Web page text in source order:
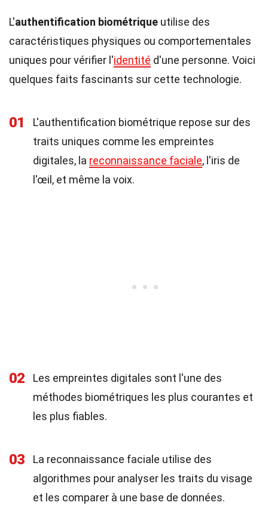
L'authentification biométrique utilise des
caractéristiques physiques ou comportementales
uniques pour vérifier l'identité d'une personne. Voici
quelques faits fascinants sur cette technologie.
01
L'authentification biométrique repose sur des
traits uniques comme les empreintes
digitales, la reconnaissance faciale, l'iris de
l'œil, et même la voix.
02
Les empreintes digitales sont l'une des
méthodes biométriques les plus courantes et
les plus fiables.
03
La reconnaissance faciale utilise des
algorithmes pour analyser les traits du visage
et les comparer à une base de données.